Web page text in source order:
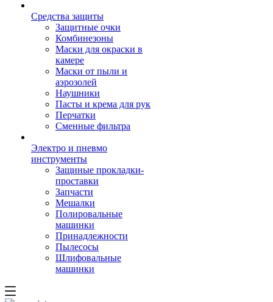
Средства защиты
Защитные очки
Комбинезоны
Маски для окраски в
камере
Маски от пыли и
аэрозолей
Наушники
Пасты и крема для рук
Перчатки
Сменные фильтра
Электро и пневмо
инструменты
Защиные прокладки-
проставки
Запчасти
Мешалки
Полировальные
машинки
Принадлежности
Пылесосы
Шлифовальные
машинки